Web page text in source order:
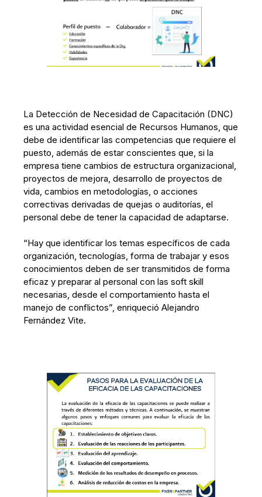
La Detección de Necesidad de Capacitación (DNC)
es una actividad esencial de Recursos Humanos, que
debe de identificar las competencias que requiere el
puesto, además de estar conscientes que, si la
empresa tiene cambios de estructura organizacional,
proyectos de mejora, desarrollo de proyectos de
vida, cambios en metodologías, o acciones
correctivas derivadas de quejas o auditorías, el
personal debe de tener la capacidad de adaptarse.
“Hay que identificar los temas específicos de cada
organización, tecnologías, forma de trabajar y esos
conocimientos deben de ser transmitidos de forma
eficaz y preparar al personal con las soft skill
necesarias, desde el comportamiento hasta el
manejo de conflictos”, enriqueció Alejandro
Fernández Vite.